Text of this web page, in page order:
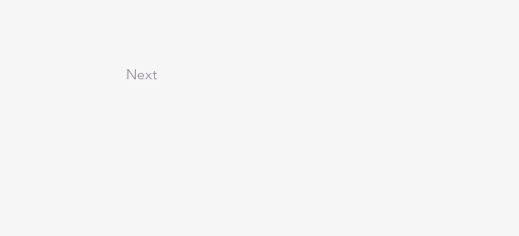
Next